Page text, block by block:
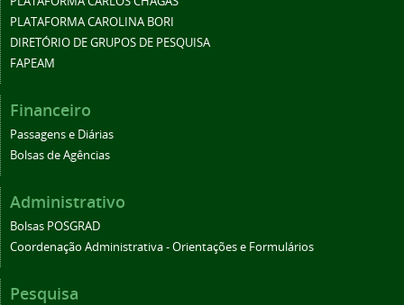
PLATAFORMA CAROLINA BORI
DIRETÓRIO DE GRUPOS DE PESQUISA
FAPEAM
Financeiro
Passagens e Diárias
Bolsas de Agências
Administrativo
Bolsas POSGRAD
Coordenação Administrativa - Orientações e Formulários
Pesquisa